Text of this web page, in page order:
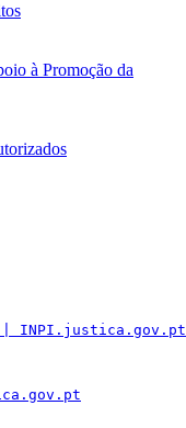
à Promoção da
| INPI.justica.gov.pt